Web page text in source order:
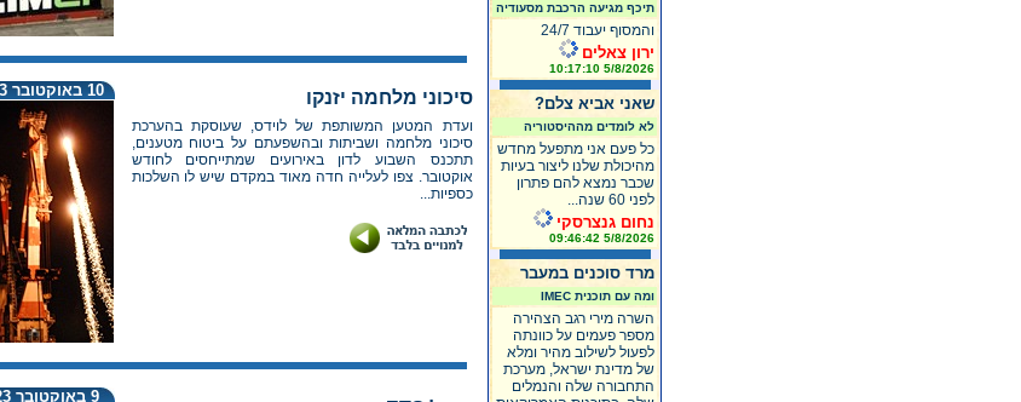
תיכף מגיעה הרכבת מסעודיה
והמסוף יעבוד 24/7
ירון צאלים
5/8/2026 10:17:10
שאני אביא צלם?
לא לומדים מההיסטוריה
כל פעם אני מתפעל מחדש
מהיכולת שלנו ליצור בעיות
שכבר נמצא להם פתרון
לפני 60 שנה...
נחום גנצרסקי
5/8/2026 09:46:42
מרד סוכנים במעבר
ומה עם תוכנית IMEC
השרה מירי רגב הצהירה
מספר פעמים על כוונתה
לפעול לשילוב מהיר ומלא
של מדינת ישראל, מערכת
התחבורה שלה והנמלים
סיכוני מלחמה יזנקו 10 באוקטובר 2023
ועדת המטען המשותפת של לוידס, שעוסקת בהערכת
סיכוני מלחמה ושביתות ובהשפעתם על ביטוח מטענים,
תתכנס השבוע לדון באירועים שמתייחסים לחודש
אוקטובר. צפו לעלייה חדה מאוד במקדם שיש לו השלכות
כספיות...
9 באוקטובר 2023